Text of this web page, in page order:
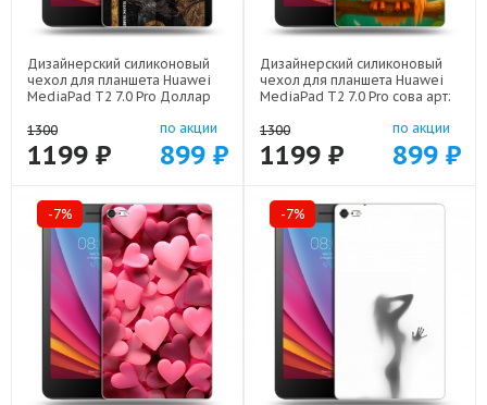
Дизайнерский силиконовый
чехол для планшета Huawei
MediaPad T2 7.0 Pro Доллар
1300
1199 ₽
по акции
899 ₽
Дизайнерский силиконовый
чехол для планшета Huawei
MediaPad T2 7.0 Pro сова арт:
1300
1199 ₽
по акции
899 ₽
-7% -7%